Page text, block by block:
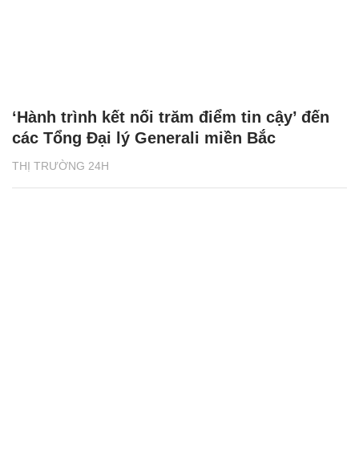
THỊ TRƯỜNG 24H
‘Hành trình kết nối trăm điểm tin cậy’ đến
các Tổng Đại lý Generali miền Bắc